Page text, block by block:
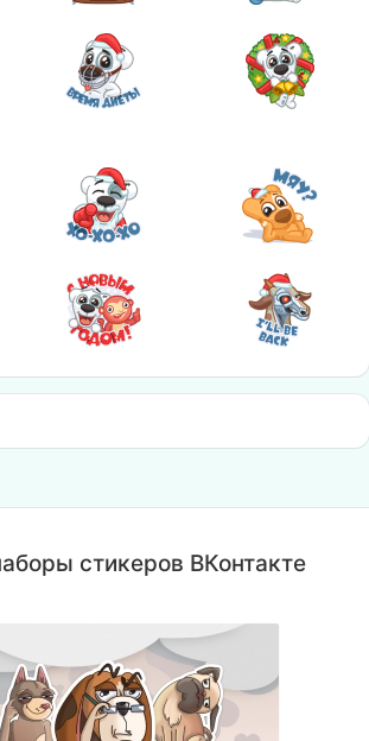
стикеров ВКонтакте